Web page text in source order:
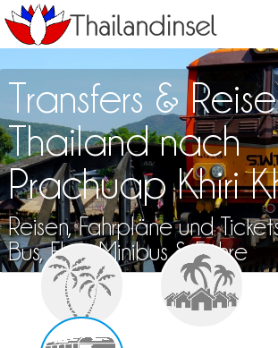
Transfers &
Thailand nach
Prachuap Khiri
Reisen, Fahrpläne und
Bus, Flug, Minibus & Fähre